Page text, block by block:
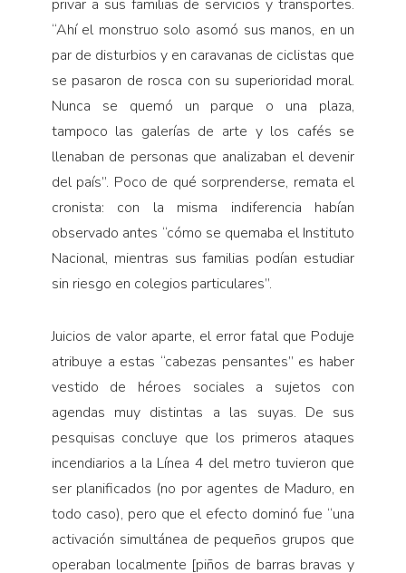
privar a sus familias de servicios y transportes.
“Ahí el monstruo solo asomó sus manos, en un
par de disturbios y en caravanas de ciclistas que
se pasaron de rosca con su superioridad moral.
Nunca se quemó un parque o una plaza,
tampoco las galerías de arte y los cafés se
llenaban de personas que analizaban el devenir
del país”. Poco de qué sorprenderse, remata el
cronista: con la misma indiferencia habían
observado antes “cómo se quemaba el Instituto
Nacional, mientras sus familias podían estudiar
sin riesgo en colegios particulares”.
Juicios de valor aparte, el error fatal que Poduje
atribuye a estas “cabezas pensantes” es haber
vestido de héroes sociales a sujetos con
agendas muy distintas a las suyas. De sus
pesquisas concluye que los primeros ataques
incendiarios a la Línea 4 del metro tuvieron que
ser planificados (no por agentes de Maduro, en
todo caso), pero que el efecto dominó fue “una
activación simultánea de pequeños grupos que
operaban localmente [piños de barras bravas y